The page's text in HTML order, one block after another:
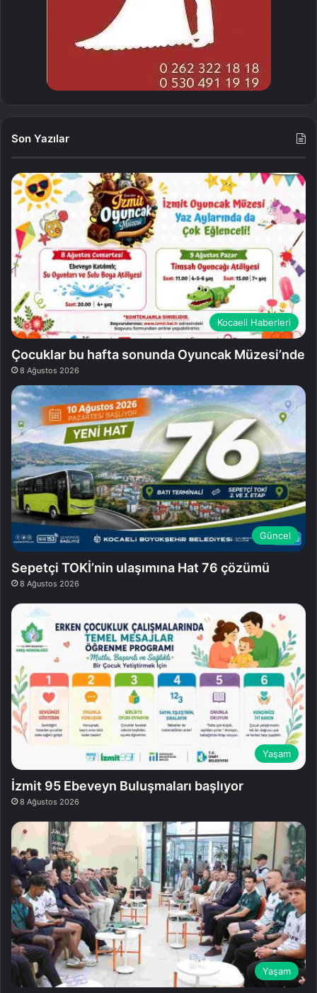
Son Yazılar
Kocaeli Haberleri
Çocuklar bu hafta sonunda Oyuncak Müzesi’nde
8 Ağustos 2026
Güncel
Sepetçi TOKİ’nin ulaşımına Hat 76 çözümü
8 Ağustos 2026
Yaşam
İzmit 95 Ebeveyn Buluşmaları başlıyor
8 Ağustos 2026
Yaşam